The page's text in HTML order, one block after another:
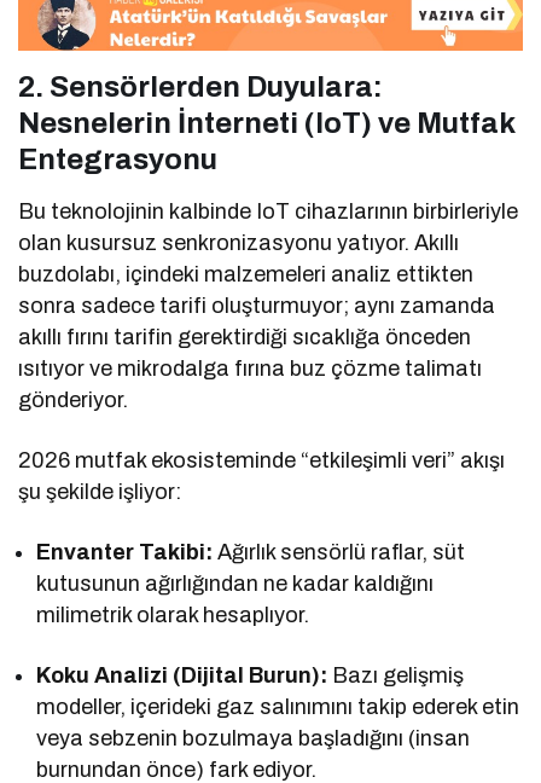
2. Sensörlerden Duyulara:
Nesnelerin İnterneti (IoT) ve Mutfak
Entegrasyonu
Bu teknolojinin kalbinde IoT cihazlarının birbirleriyle
olan kusursuz senkronizasyonu yatıyor. Akıllı
buzdolabı, içindeki malzemeleri analiz ettikten
sonra sadece tarifi oluşturmuyor; aynı zamanda
akıllı fırını tarifin gerektirdiği sıcaklığa önceden
ısıtıyor ve mikrodalga fırına buz çözme talimatı
gönderiyor.
2026 mutfak ekosisteminde “etkileşimli veri” akışı
şu şekilde işliyor:
Envanter Takibi: Ağırlık sensörlü raflar, süt
kutusunun ağırlığından ne kadar kaldığını
milimetrik olarak hesaplıyor.
Koku Analizi (Dijital Burun): Bazı gelişmiş
modeller, içerideki gaz salınımını takip ederek etin
veya sebzenin bozulmaya başladığını (insan
burnundan önce) fark ediyor.